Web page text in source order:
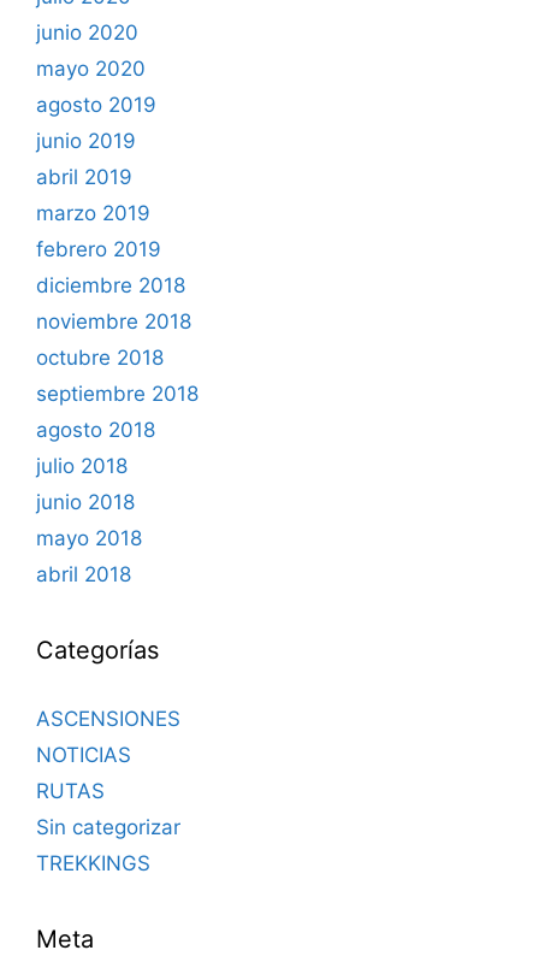
junio 2020
mayo 2020
agosto 2019
junio 2019
abril 2019
marzo 2019
febrero 2019
diciembre 2018
noviembre 2018
octubre 2018
septiembre 2018
agosto 2018
julio 2018
junio 2018
mayo 2018
abril 2018
Categorías
ASCENSIONES
NOTICIAS
RUTAS
Sin categorizar
TREKKINGS
Meta